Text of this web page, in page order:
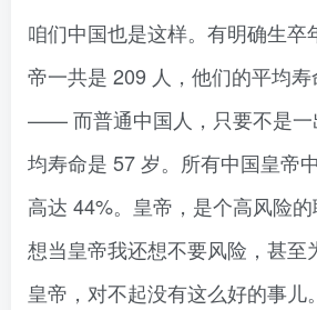
咱们中国也是这样。有明确生卒
帝一共是 209 人，他们的平均
—— 而普通中国人，只要不是一
均寿命是 57 岁。所有中国皇帝
高达 44%。皇帝，是个高风险
想当皇帝我还想不要风险，甚至
皇帝，对不起没有这么好的事儿。